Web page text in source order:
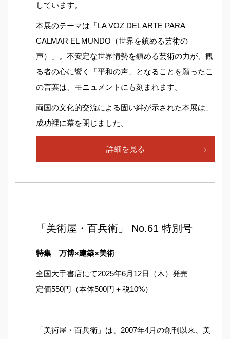
しています。
本展のテーマは「LA VOZ DEL ARTE PARA
CALMAR EL MUNDO（世界を鎮める芸術の
声）」。不安定な世界情勢を鎮める芸術の力が、観
る者の心に響く「平和の声」となることを願ったこ
の言葉は、モニュメントにも刻まれます。
両国の文化的交流による固い絆が示された本展は、
成功裡に幕を閉じました。
詳細を見る
「美術屋・百兵衛」 No.61 特別号
特集 万博×建築×美術
全国大手書店にて2025年6月12日（木）発売
定価550円（本体500円＋税10%）
「美術屋・百兵衛」は、2007年4月の創刊以来、美